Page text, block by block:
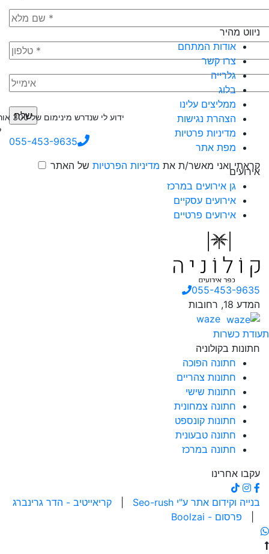
055-453-9635
קראתי ואני מאשר/ת את מדיניות הפרטיות של האתר
ניווט מהיר
אודות המתחם
צרו קשר
גלרייה
בלוג
ממליצים עלינו
הצהרת נגישות
מדיניות פרטיות
מפת אתר
אירועים
גן אירועים במרכז
אירועים עסקיים
אירועים פרטיים
055-453-9635
המדע 18, רחובות
תעודת כשרות
חתונות בקולוניה
חתונה הפוכה
חתונות צהריים
חתונות שישי
חתונה צמחונית
חתונות קונספט
חתונה טבעונית
חתונה במרכז
עקבו אחרינו
בנייה וקידום אתר ע"י Seo-rush
קריאייטיב - הדר גרינברג
פרסום - Boolzai